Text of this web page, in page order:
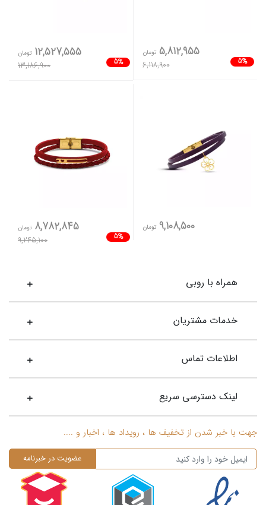
5%
5,812,955 تومان
6,118,900
5%
12,527,555 تومان
13,186,900
9,108,500 تومان
5%
8,782,845 تومان
9,245,100
همراه با روبی
خدمات مشتریان
اطلاعات تماس
لینک دسترسی سریع
جهت با خبر شدن از تخفیف ها ، رویداد ها ، اخبار و ....